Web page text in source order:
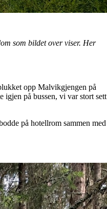
som bildet over viser. Her
opp Malvikgjengen på
på bussen, vi var stort sett
på hotellrom sammen med